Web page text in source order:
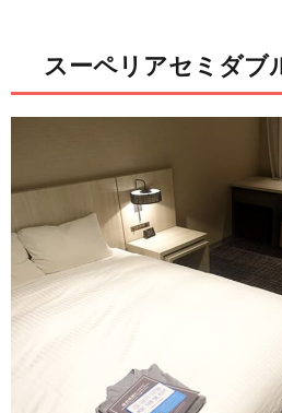
スーペリアセミダブ